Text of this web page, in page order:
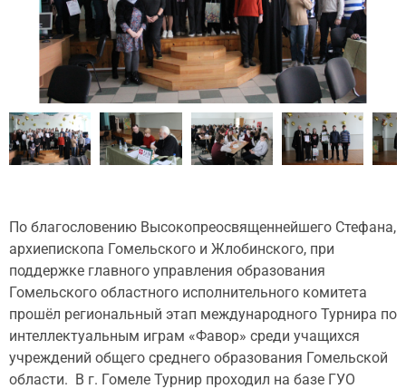
По благословению Высокопреосвященнейшего Стефана,
архиепископа Гомельского и Жлобинского, при
поддержке главного управления образования
Гомельского областного исполнительного комитета
прошёл региональный этап международного Турнира по
интеллектуальным играм «Фавор» среди учащихся
учреждений общего среднего образования Гомельской
области. В г. Гомеле Турнир проходил на базе ГУО